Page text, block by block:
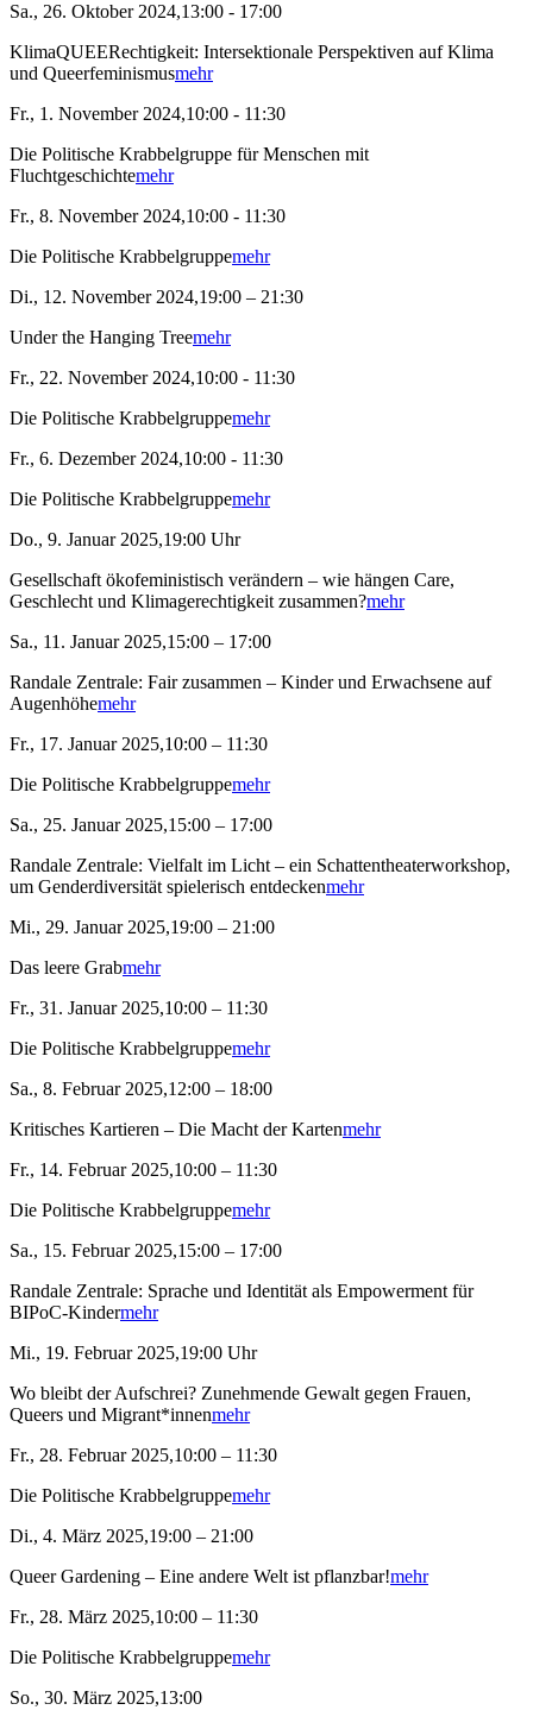
Sa., 26. Oktober 2024,13:00 - 17:00
KlimaQUEERechtigkeit: Intersektionale Perspektiven auf Klima
und Queerfeminismusmehr
Fr., 1. November 2024,10:00 - 11:30
Die Politische Krabbelgruppe für Menschen mit
Fluchtgeschichtemehr
Fr., 8. November 2024,10:00 - 11:30
Die Politische Krabbelgruppemehr
Di., 12. November 2024,19:00 – 21:30
Under the Hanging Treemehr
Fr., 22. November 2024,10:00 - 11:30
Die Politische Krabbelgruppemehr
Fr., 6. Dezember 2024,10:00 - 11:30
Die Politische Krabbelgruppemehr
Do., 9. Januar 2025,19:00 Uhr
Gesellschaft ökofeministisch verändern – wie hängen Care,
Geschlecht und Klimagerechtigkeit zusammen?mehr
Sa., 11. Januar 2025,15:00 – 17:00
Randale Zentrale: Fair zusammen – Kinder und Erwachsene auf
Augenhöhemehr
Fr., 17. Januar 2025,10:00 – 11:30
Die Politische Krabbelgruppemehr
Sa., 25. Januar 2025,15:00 – 17:00
Randale Zentrale: Vielfalt im Licht – ein Schattentheaterworkshop,
um Genderdiversität spielerisch entdeckenmehr
Mi., 29. Januar 2025,19:00 – 21:00
Das leere Grabmehr
Fr., 31. Januar 2025,10:00 – 11:30
Die Politische Krabbelgruppemehr
Sa., 8. Februar 2025,12:00 – 18:00
Kritisches Kartieren – Die Macht der Kartenmehr
Fr., 14. Februar 2025,10:00 – 11:30
Die Politische Krabbelgruppemehr
Sa., 15. Februar 2025,15:00 – 17:00
Randale Zentrale: Sprache und Identität als Empowerment für
BIPoC-Kindermehr
Mi., 19. Februar 2025,19:00 Uhr
Wo bleibt der Aufschrei? Zunehmende Gewalt gegen Frauen,
Queers und Migrant*innenmehr
Fr., 28. Februar 2025,10:00 – 11:30
Die Politische Krabbelgruppemehr
Di., 4. März 2025,19:00 – 21:00
Queer Gardening – Eine andere Welt ist pflanzbar!mehr
Fr., 28. März 2025,10:00 – 11:30
Die Politische Krabbelgruppemehr
So., 30. März 2025,13:00